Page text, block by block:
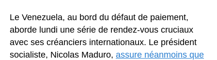
Le Venezuela, au bord du défaut de paiement,
aborde lundi une série de rendez-vous cruciaux
avec ses créanciers internationaux. Le président
socialiste, Nicolas Maduro, assure néanmoins que